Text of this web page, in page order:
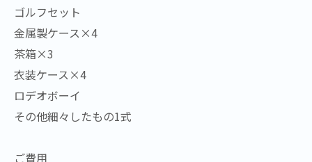
ゴルフセット
金属製ケース×4
茶箱×3
衣装ケース×4
ロデオボーイ
その他細々したもの1式
ご費用